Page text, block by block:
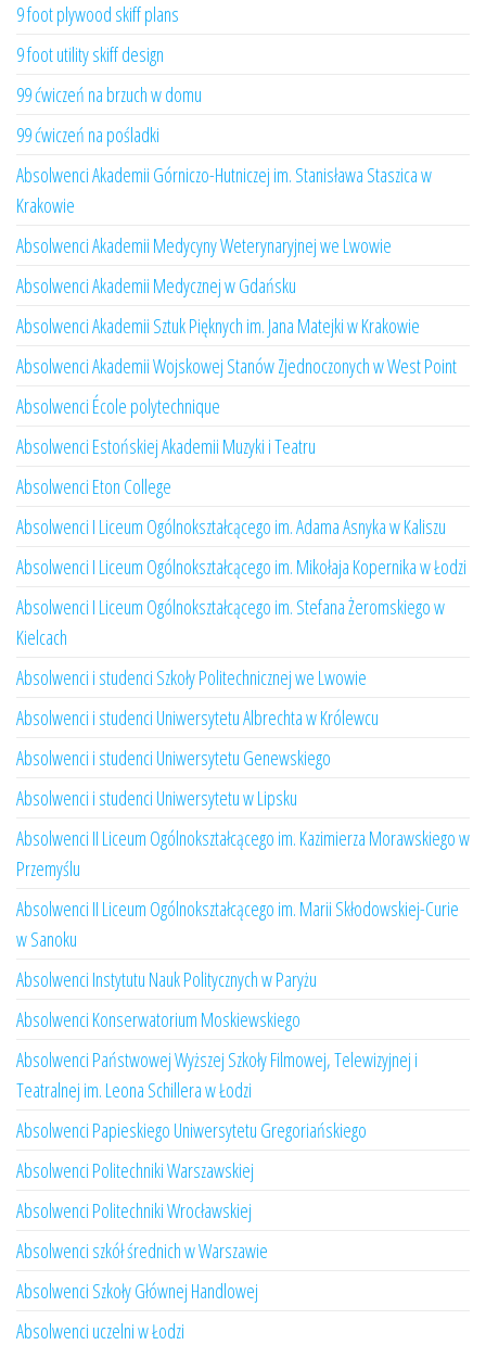
9 foot plywood skiff plans
9 foot utility skiff design
99 ćwiczeń na brzuch w domu
99 ćwiczeń na pośladki
Absolwenci Akademii Górniczo-Hutniczej im. Stanisława Staszica w
Krakowie
Absolwenci Akademii Medycyny Weterynaryjnej we Lwowie
Absolwenci Akademii Medycznej w Gdańsku
Absolwenci Akademii Sztuk Pięknych im. Jana Matejki w Krakowie
Absolwenci Akademii Wojskowej Stanów Zjednoczonych w West Point
Absolwenci École polytechnique
Absolwenci Estońskiej Akademii Muzyki i Teatru
Absolwenci Eton College
Absolwenci I Liceum Ogólnokształcącego im. Adama Asnyka w Kaliszu
Absolwenci I Liceum Ogólnokształcącego im. Mikołaja Kopernika w Łodzi
Absolwenci I Liceum Ogólnokształcącego im. Stefana Żeromskiego w
Kielcach
Absolwenci i studenci Szkoły Politechnicznej we Lwowie
Absolwenci i studenci Uniwersytetu Albrechta w Królewcu
Absolwenci i studenci Uniwersytetu Genewskiego
Absolwenci i studenci Uniwersytetu w Lipsku
Absolwenci II Liceum Ogólnokształcącego im. Kazimierza Morawskiego w
Przemyślu
Absolwenci II Liceum Ogólnokształcącego im. Marii Skłodowskiej-Curie
w Sanoku
Absolwenci Instytutu Nauk Politycznych w Paryżu
Absolwenci Konserwatorium Moskiewskiego
Absolwenci Państwowej Wyższej Szkoły Filmowej, Telewizyjnej i
Teatralnej im. Leona Schillera w Łodzi
Absolwenci Papieskiego Uniwersytetu Gregoriańskiego
Absolwenci Politechniki Warszawskiej
Absolwenci Politechniki Wrocławskiej
Absolwenci szkół średnich w Warszawie
Absolwenci Szkoły Głównej Handlowej
Absolwenci uczelni w Łodzi